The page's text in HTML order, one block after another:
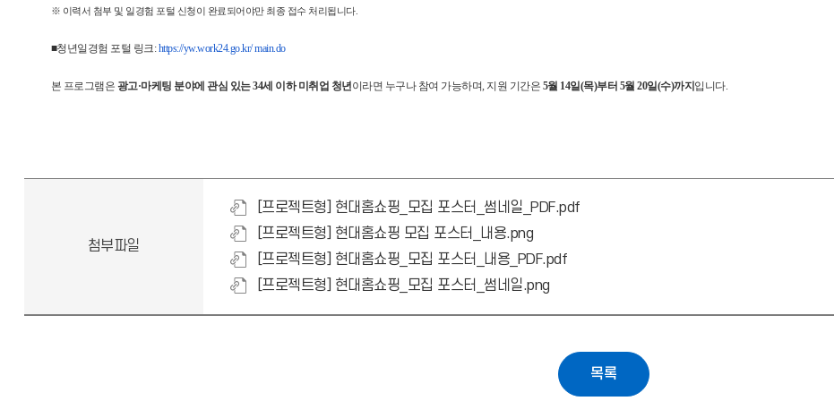
※ 이력서 첨부 및 일경험 포털 신청이 완료되어야만 최종 접수 처리됩니다.
■청년일경험 포털 링크:https://yw.work24.go.kr/ main.do
본 프로그램은 광고·마케팅 분야에 관심 있는 34세 이하 미취업 청년이라면 누구나 참여 가능하며, 지원 기간은 5월 14일(목)부터 5월 20일(수)까지 입니다.
첨부파일
[프로젝트형] 현대홈쇼핑_모집 포스터_썸네일_PDF.pdf
[프로젝트형] 현대홈쇼핑 모집 포스터_내용.png
[프로젝트형] 현대홈쇼핑_모집 포스터_내용_PDF.pdf
[프로젝트형] 현대홈쇼핑_모집 포스터_썸네일.png